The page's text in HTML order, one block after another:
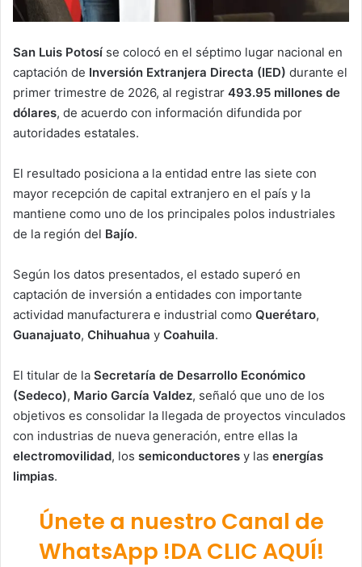
San Luis Potosí se colocó en el séptimo lugar nacional en
captación de Inversión Extranjera Directa (IED) durante el
primer trimestre de 2026, al registrar 493.95 millones de
dólares, de acuerdo con información difundida por
autoridades estatales.
El resultado posiciona a la entidad entre las siete con
mayor recepción de capital extranjero en el país y la
mantiene como uno de los principales polos industriales
de la región del Bajío.
Según los datos presentados, el estado superó en
captación de inversión a entidades con importante
actividad manufacturera e industrial como Querétaro,
Guanajuato, Chihuahua y Coahuila.
El titular de la Secretaría de Desarrollo Económico
(Sedeco), Mario García Valdez, señaló que uno de los
objetivos es consolidar la llegada de proyectos vinculados
con industrias de nueva generación, entre ellas la
electromovilidad, los semiconductores y las energías
limpias.
Únete a nuestro Canal de
WhatsApp !DA CLIC AQUÍ!